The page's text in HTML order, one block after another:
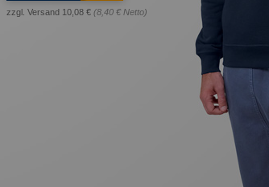
zzgl. Versand 10,08 € (8,40 € Netto)